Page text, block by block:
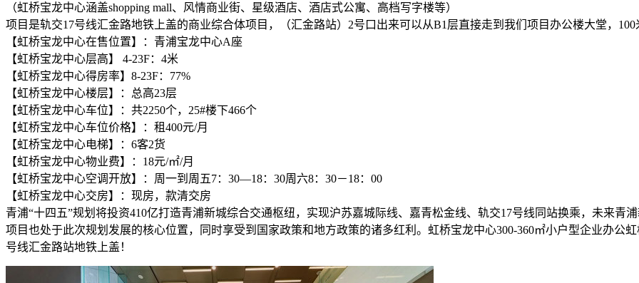
（虹桥宝龙中心涵盖shopping mall、风情商业街、星级酒店、酒店式公寓、高档写字楼等）
项目是轨交17号线汇金路地铁上盖的商业综合体项目，（汇金路站）2号口出来可以从B1层直接走到我们项目办公楼大堂，100
【虹桥宝龙中心在售位置】：青浦宝龙中心A座
【虹桥宝龙中心层高】 4-23F：4米
【虹桥宝龙中心得房率】8-23F：77%
【虹桥宝龙中心楼层】：总高23层
【虹桥宝龙中心车位】：共2250个，25#楼下466个
【虹桥宝龙中心车位价格】：租400元/月
【虹桥宝龙中心电梯】：6客2货
【虹桥宝龙中心物业费】：18元/㎡/月
【虹桥宝龙中心空调开放】：周一到周五7：30—18：30周六8：30－18：00
【虹桥宝龙中心交房】：现房，款清交房
青浦“十四五”规划将投资410亿打造青浦新城综合交通枢纽，实现沪苏嘉城际线、嘉青松金线、轨交17号线同站换乘，未来青
项目也处于此次规划发展的核心位置，同时享受到国家政策和地方政策的诸多红利。虹桥宝龙中心300-360㎡小户型企业办
号线汇金路站地铁上盖！